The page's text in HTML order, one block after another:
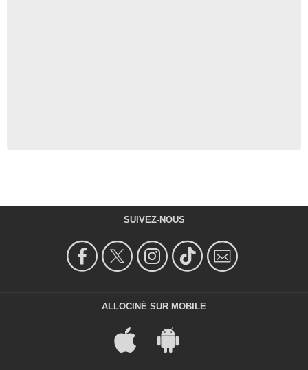
SUIVEZ-NOUS
ALLOCINÉ SUR MOBILE